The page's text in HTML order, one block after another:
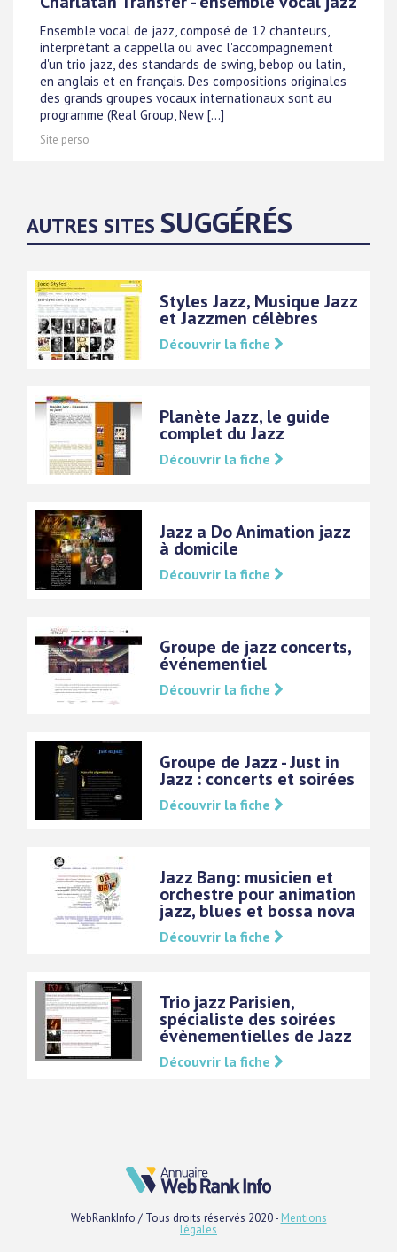
Ensemble vocal de jazz, composé de 12 chanteurs,
interprétant a cappella ou avec l'accompagnement
d'un trio jazz, des standards de swing, bebop ou latin,
en anglais et en français. Des compositions originales
des grands groupes vocaux internationaux sont au
programme (Real Group, New [...]
Site perso
AUTRES SITES SUGGÉRÉS
Styles Jazz, Musique Jazz
et Jazzmen célèbres
Découvrir la fiche
Planète Jazz, le guide
complet du Jazz
Découvrir la fiche
Jazz a Do Animation jazz
à domicile
Découvrir la fiche
Groupe de jazz concerts,
événementiel
Découvrir la fiche
Groupe de Jazz - Just in
Jazz : concerts et soirées
Découvrir la fiche
Jazz Bang: musicien et
orchestre pour animation
jazz, blues et bossa nova
Découvrir la fiche
Trio jazz Parisien,
spécialiste des soirées
évènementielles de Jazz
Découvrir la fiche
WebRankInfo / Tous droits réservés 2020 - Mentions
légales